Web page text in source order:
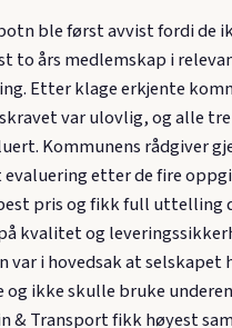
ble først avvist fordi de
to års medlemskap i
Etter klage erkjente
var ulovlig, og alle
Kommunens rådgiver
evaluering etter de fire
pris og fikk full uttelling
kvalitet og
var i hovedsak at selskapet
og ikke skulle bruke
& Transport fikk høyest